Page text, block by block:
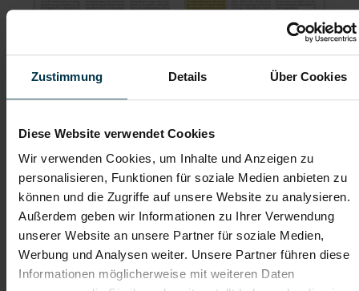
Zustimmung Details Über Cookies
Diese Website verwendet Cookies
Wir verwenden Cookies, um Inhalte und Anzeigen zu
personalisieren, Funktionen für soziale Medien anbieten zu
können und die Zugriffe auf unsere Website zu analysieren.
Außerdem geben wir Informationen zu Ihrer Verwendung
unserer Website an unsere Partner für soziale Medien,
Werbung und Analysen weiter. Unsere Partner führen diese
Informationen möglicherweise mit weiteren Daten
Die Lage ist besser, als es
scheint
Die Inflation, die Energiekrise und der Krieg in der Ukraine
belasten die heimische Volkswirtschaft. Doch der
Arbeitsmarkt ist robust, der Inlandskonsum noch stabil und
die Unternehmen besser aufgestellt als erwartet. Der
Ausblick liegt zwischen Stagflation und leichtem
Wachstum.
Den gesamten Artikel im KSV Magazin 04/2022
mit einer
Stellungnahme vonKlaus Lercher,CEO der TTI Group